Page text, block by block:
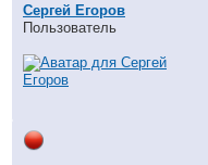
Сергей Егоров
Пользователь